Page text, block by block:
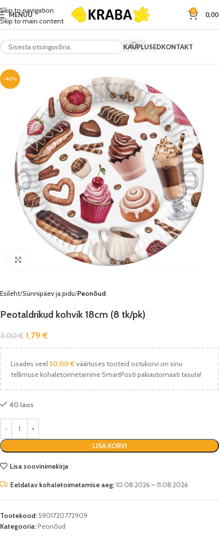
Skip to navigation
Skip to main content
MENÜÜ 0
KAUPLUSEDKONTAKT
-40%
Esileht Sünnipäev ja pidu Peonõud
Peotaldrikud kohvik 18cm (8 tk/pk)
3,00€ 1,79€
Lisades veel50,00 €väärtuses tooteid ostukorvi on sinu
tellimuse kohaletoimetamine SmartPosti pakiautomaati tasuta!
40 laos
LISA KORVI
Lisa soovinimekirja
Eeldatav kohaletoimetamise aeg:10.08.2026 – 11.08.2026
Tootekood: 5901720772909
Kategooria:Peonõud